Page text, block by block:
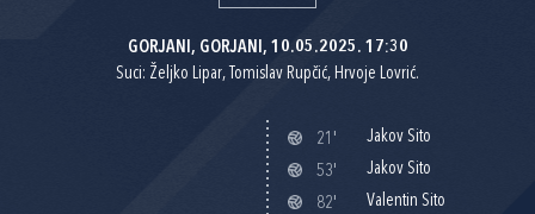
GORJANI, GORJANI, 10.05.2025. 17:30
Suci: Željko Lipar, Tomislav Rupčić, Hrvoje Lovrić.
21'
Jakov Sito
53'
Jakov Sito
82'
Valentin Sito